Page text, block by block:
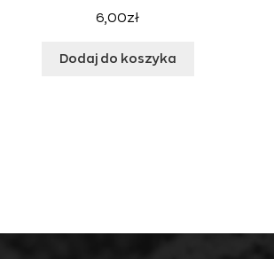
6,00zł
Dodaj do koszyka